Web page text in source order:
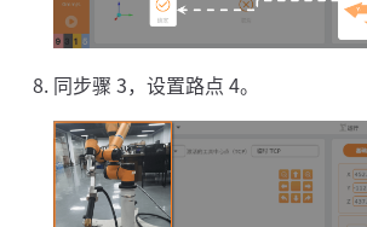
同步骤 3，设置路点 4。